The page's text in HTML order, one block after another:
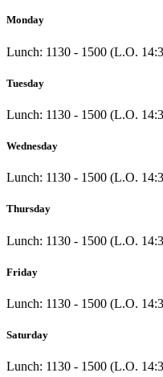
Monday
Lunch: 1130 - 1500 (L.O.
Tuesday
Lunch: 1130 - 1500 (L.O.
Wednesday
Lunch: 1130 - 1500 (L.O.
Thursday
Lunch: 1130 - 1500 (L.O.
Friday
Lunch: 1130 - 1500 (L.O.
Saturday
Lunch: 1130 - 1500 (L.O.